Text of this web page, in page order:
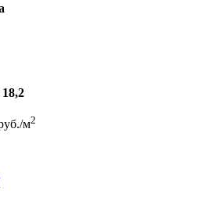
18,2
м2